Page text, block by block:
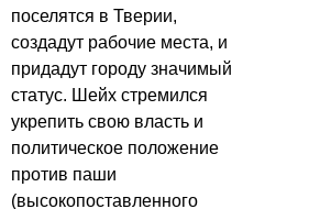
поселятся в Тверии,
создадут рабочие места, и
придадут городу значимый
статус. Шейх стремился
укрепить свою власть и
политическое положение
против паши
(высокопоставленного